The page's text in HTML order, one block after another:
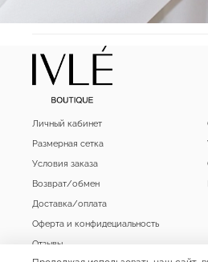
Личный кабинет
Размерная сетка
Условия заказа
Возврат/обмен
Доставка/оплата
Оферта и конфидециальность
Отзывы